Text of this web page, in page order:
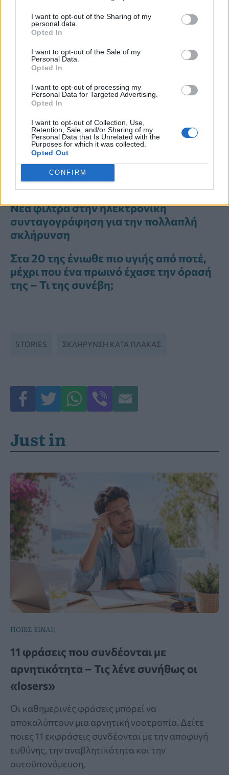
I want to opt-out of the Sharing of my
personal data.
Opted In
I want to opt-out of the Sale of my
Personal Data.
Opted In
I want to opt-out of processing my
Personal Data for Targeted Advertising.
Opted In
I want to opt-out of Collection, Use,
Retention, Sale, and/or Sharing of my
Personal Data that Is Unrelated with the
Purposes for which it was collected.
Opted Out
CONFIRM
Διαβάστε Περισσότερα
40χρονος Αυστριακός με σκλήρυνση
κατά πλάκας προσφεύγει στο
Ευρωπαϊκό Δικαστήριο για την
κλιματική κρίση
Πολλαπλή σκλήρυνση: Τα συμπτώματα
που δεν πρέπει να αγνοήσετε και η
σημασία της έγκαιρης διάγνωσης
Νέα φίλτρα στην ηλεκτρονική
συνταγογράφηση για την πολλαπλή
σκλήρυνση
Στα 20 της ένιωθε πιο υγιής από ποτέ,
μέχρι που ένα πρωινό έχασε την όρασή
της – Τι της συνέβη;
STORIES ΣΚΛΗΡΥΝΣΗ ΚΑΤΑ ΠΛΑΚΑΣ
Just in
ΠΟΙΕΣ ΕΙΝΑΙ;
11 φράσεις που συνδέονται με
αρνητικότητα – Τις λένε συνήθως οι
«losers»
Οι καθημερινές φράσεις μπορεί να
αποκαλύπτουν μια αρνητική νοοτροπία. Δείτε
ποιες 11 εκφράσεις συνδέονται με την αποφυγή
ευθύνης, την αναβλητικότητα και την
αυτοϋπονόμευση.